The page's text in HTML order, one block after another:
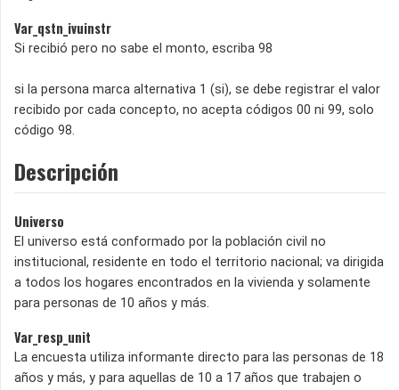
Var_qstn_ivuinstr
Si recibió pero no sabe el monto, escriba 98
si la persona marca alternativa 1 (si), se debe registrar el valor
recibido por cada concepto, no acepta códigos 00 ni 99, solo
código 98.
Descripción
Universo
El universo está conformado por la población civil no
institucional, residente en todo el territorio nacional; va dirigida
a todos los hogares encontrados en la vivienda y solamente
para personas de 10 años y más.
Var_resp_unit
La encuesta utiliza informante directo para las personas de 18
años y más, y para aquellas de 10 a 17 años que trabajen o